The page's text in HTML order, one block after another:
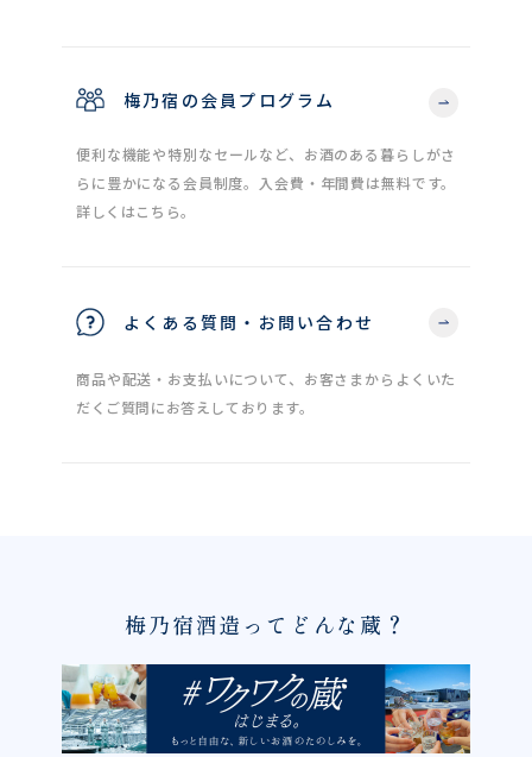
梅乃宿の会員プログラム
便利な機能や特別なセールなど、お酒のある暮らしがさ
らに豊かになる会員制度。入会費・年間費は無料です。
詳しくはこちら。
よくある質問・お問い合わせ
商品や配送・お支払いについて、お客さまからよくいた
だくご質問にお答えしております。
梅乃宿酒造ってどんな蔵？